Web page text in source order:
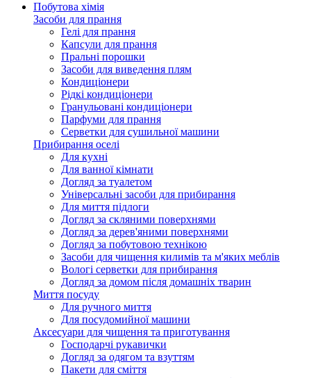
Побутова хімія
Засоби для прання
Гелі для прання
Капсули для прання
Пральні порошки
Засоби для виведення плям
Кондиціонери
Рідкі кондиціонери
Гранульовані кондиціонери
Парфуми для прання
Серветки для сушильної машини
Прибирання оселі
Для кухні
Для ванної кімнати
Догляд за туалетом
Універсальні засоби для прибирання
Для миття підлоги
Догляд за скляними поверхнями
Догляд за дерев'яними поверхнями
Догляд за побутовою технікою
Засоби для чищення килимів та м'яких меблів
Вологі серветки для прибирання
Догляд за домом після домашніх тварин
Миття посуду
Для ручного миття
Для посудомийної машини
Аксесуари для чищення та приготування
Господарчі рукавички
Догляд за одягом та взуттям
Пакети для сміття